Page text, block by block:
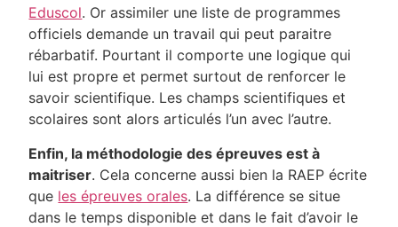
Eduscol. Or assimiler une liste de programmes
officiels demande un travail qui peut paraitre
rébarbatif. Pourtant il comporte une logique qui
lui est propre et permet surtout de renforcer le
savoir scientifique. Les champs scientifiques et
scolaires sont alors articulés l’un avec l’autre.
Enfin, la méthodologie des épreuves est à
maitriser. Cela concerne aussi bien la RAEP écrite
que les épreuves orales. La différence se situe
dans le temps disponible et dans le fait d’avoir le